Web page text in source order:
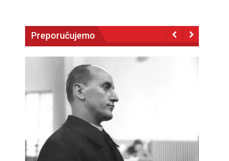
Preporučujemo